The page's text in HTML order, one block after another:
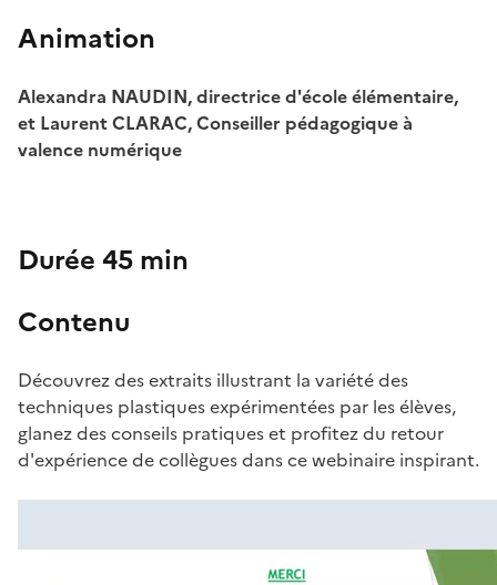
Animation
Alexandra NAUDIN, directrice d'école élémentaire,
et Laurent CLARAC, Conseiller pédagogique à
valence numérique
Durée 45 min
Contenu
Découvrez des extraits illustrant la variété des
techniques plastiques expérimentées par les élèves,
glanez des conseils pratiques et profitez du retour
d'expérience de collègues dans ce webinaire inspirant.